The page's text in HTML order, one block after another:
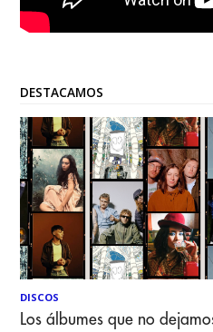
DESTACAMOS
DISCOS
Los álbumes que no